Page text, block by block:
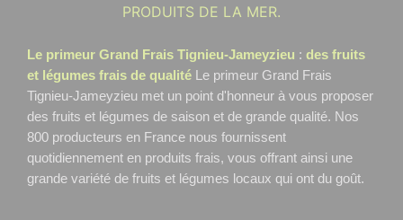
PRODUITS DE LA MER.
Le primeur Grand Frais Tignieu-Jameyzieu : des fruits
et légumes frais de qualité Le primeur Grand Frais
Tignieu-Jameyzieu met un point d'honneur à vous proposer
des fruits et légumes de saison et de grande qualité. Nos
800 producteurs en France nous fournissent
quotidiennement en produits frais, vous offrant ainsi une
grande variété de fruits et légumes locaux qui ont du goût.